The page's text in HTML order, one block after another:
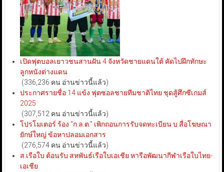
เปิดฟุตบอลเยาวชนสานฝัน 4 จังหวัดชายแดนใต้ คัดไปฝึกทักษะ
ลูกหนังต่างแดน
(336,236 คน อ่านข่าวนี้แล้ว)
ประกาศรายชื่อ 14 แข้ง ฟุตซอลชายทีมชาติไทย ชุดสู้ศึกซีเกมส์
2025
(307,512 คน อ่านข่าวนี้แล้ว)
โปรโมเตอร์ ร้อง “ก.ล.ต.” เพิกถอนการรับจดทะเบียน บ.สื่อโฆษณา
ยักษ์ใหญ่ ข้อหาปลอมเอกสาร
(276,574 คน อ่านข่าวนี้แล้ว)
ส.เรือใบ ต้อนรับ สหพันธ์เรือใบเอเชีย หารือพัฒนากีฬาเรือใบไทย-
เอเชีย